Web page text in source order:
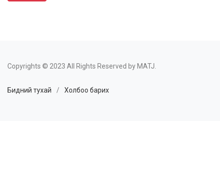
Copyrights © 2023 All Rights Reserved by MATJ.
Бидний тухай / Холбоо барих